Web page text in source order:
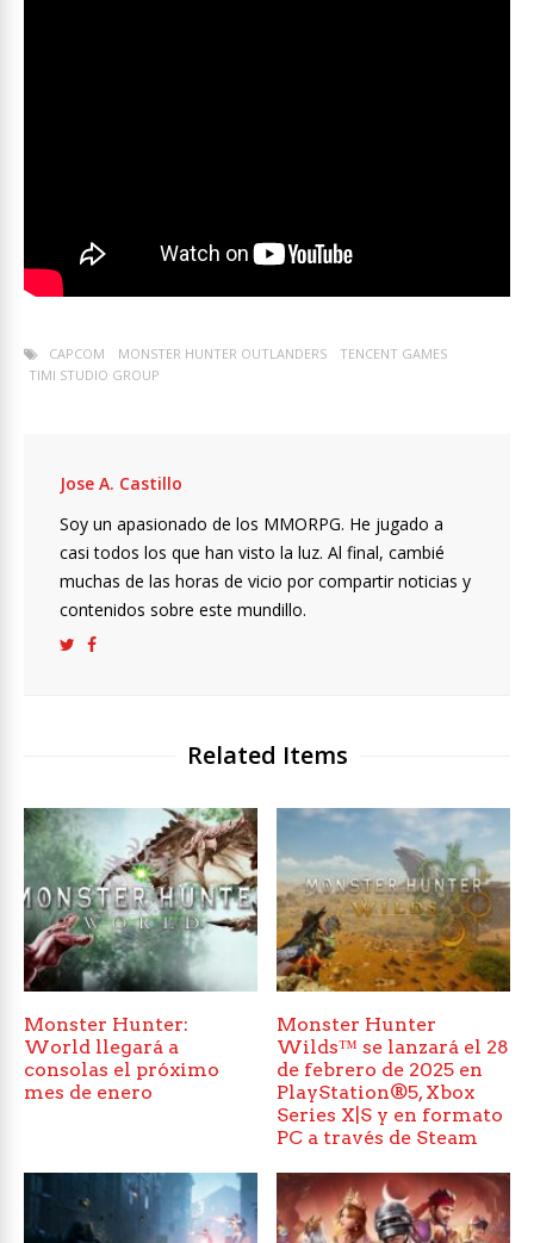
CAPCOM MONSTER HUNTER OUTLANDERS
TENCENT GAMES
TIMI STUDIO GROUP
Jose A. Castillo
Soy un apasionado de los MMORPG. He jugado a
casi todos los que han visto la luz. Al final, cambié
muchas de las horas de vicio por compartir noticias y
contenidos sobre este mundillo.
Related Items
Monster Hunter:
World llegará a
consolas el próximo
mes de enero
Monster Hunter
Wilds™ se lanzará el 28
de febrero de 2025 en
PlayStation®5, Xbox
Series X|S y en formato
PC a través de Steam